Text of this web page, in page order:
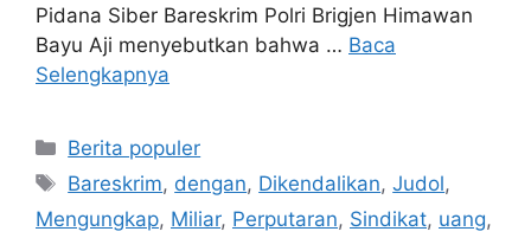
Pidana Siber Bareskrim Polri Brigjen Himawan
Bayu Aji menyebutkan bahwa … Baca
Selengkapnya
Kategori
Berita populer
Tag
Bareskrim, dengan, Dikendalikan,Judol,
Mengungkap, Miliar, Perputaran, Sindikat, uang,